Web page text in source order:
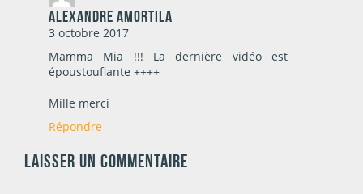
Alexandre AMORTILA
3 octobre 2017
Mamma Mia !!! La dernière vidéo est
époustouflante ++++
Mille merci
Répondre
LAISSER UN COMMENTAIRE